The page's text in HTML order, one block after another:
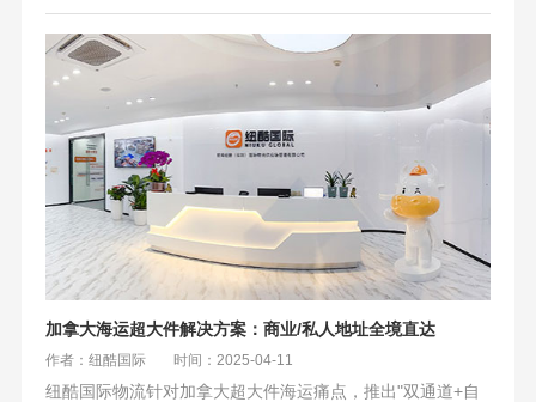
加拿大海运超大件解决方案：商业/私人地址全境直达
作者：纽酷国际 时间：2025-04-11
纽酷国际物流针对加拿大超大件海运痛点，推出"双通道+自